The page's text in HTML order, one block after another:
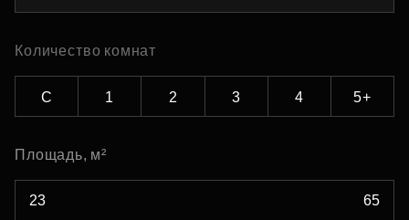
Количество комнат
С 1 2 3 4 5+
Площадь, м²